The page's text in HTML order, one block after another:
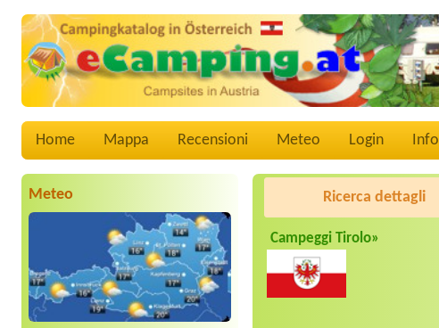
Home Mappa Recensioni Meteo Login Info
Meteo Ricerca dettagli
Campeggi Tirolo»